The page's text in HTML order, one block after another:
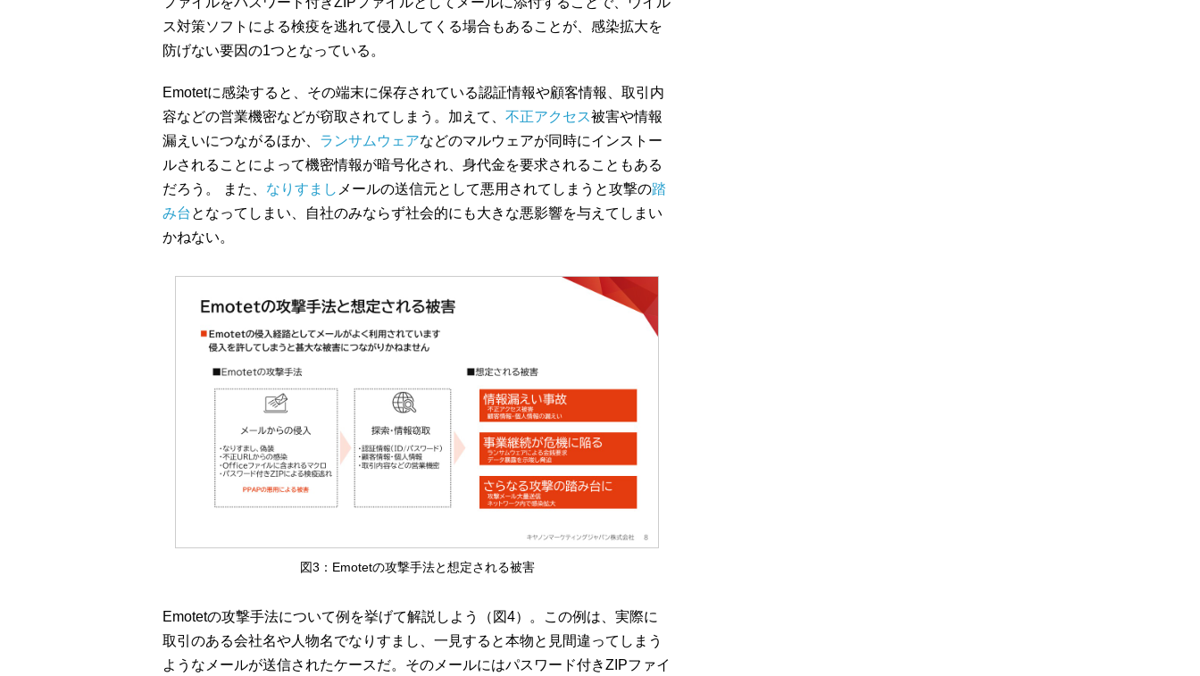
ス対策ソフトによる検疫を逃れて侵入してくる場合もあることが、感染拡大を
防げない要因の1つとなっている。
Emotetに感染すると、その端末に保存されている認証情報や顧客情報、取引内
容などの営業機密などが窃取されてしまう。加えて、 不正アクセス被害や情報
漏えいにつながるほか、 ランサムウェアなどのマルウェアが同時にインストー
ルされることによって機密情報が暗号化され、身代金を要求されることもある
だろう。 また、 なりすまし メールの送信元として悪用されてしまうと攻撃の踏
み台 となってしまい、自社のみならず社会的にも大きな悪影響を与えてしまい
かねない。
図3：Emotetの攻撃手法と想定される被害
Emotetの攻撃手法について例を挙げて解説しよう（図4）。この例は、実際に
取引のある会社名や人物名でなりすまし、一見すると本物と見間違ってしまう
ようなメールが送信されたケースだ。そのメールにはパスワード付きZIPファイ